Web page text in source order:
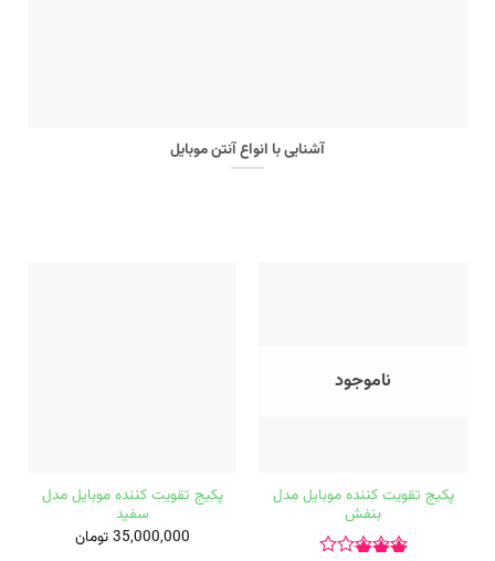
آشنایی با انواع آنتن موبایل
ناموجود
پکیج تقویت کننده موبایل مدل
بنفش
پکیج تقویت کننده موبایل مدل
سفید
35,000,000 تومان